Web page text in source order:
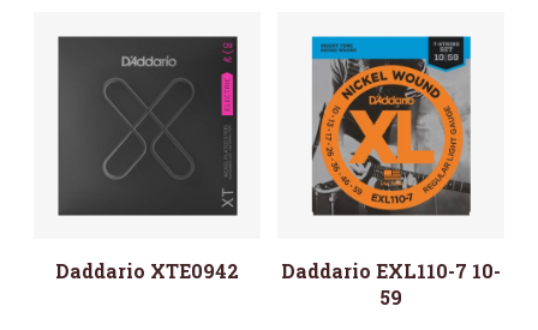
Daddario XTE0942
Daddario EXL110-7 10-
59